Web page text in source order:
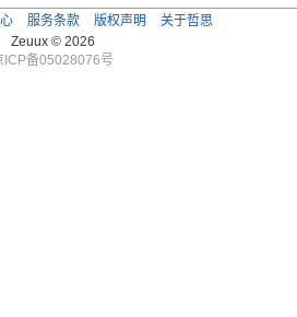
服务条款 版权声明
关于哲思
Zeuux © 2026
ICP备05028076号